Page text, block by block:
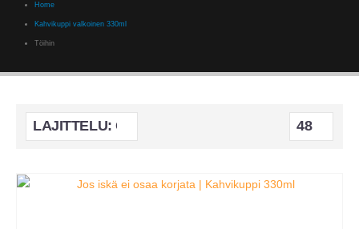
Home
Kahvikuppi valkoinen 330ml
Töihin